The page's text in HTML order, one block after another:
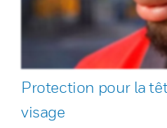
Protection pour la
visage